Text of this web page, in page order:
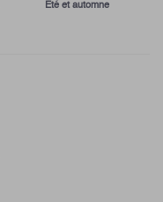
Été et automne